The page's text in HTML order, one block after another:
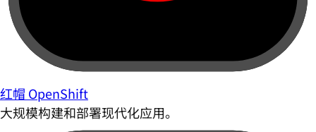
红帽 OpenShift
大规模构建和部署现代化应用。